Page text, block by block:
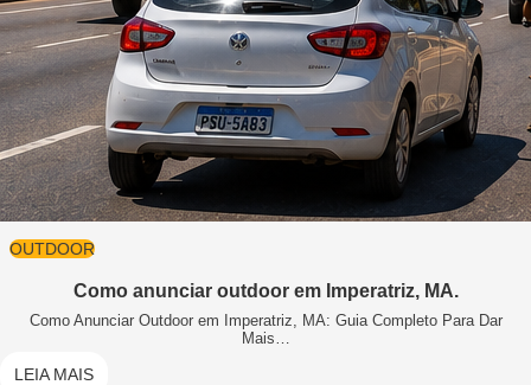
OUTDOOR
Como anunciar outdoor em Imperatriz, MA.
Como Anunciar Outdoor em Imperatriz, MA: Guia Completo Para Dar
Mais…
LEIA MAIS